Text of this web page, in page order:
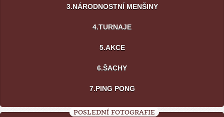
3.NÁRODNOSTNÍ MENŠINY
4.TURNAJE
5.AKCE
6.ŠACHY
7.PING PONG
POSLEDNÍ FOTOGRAFIE